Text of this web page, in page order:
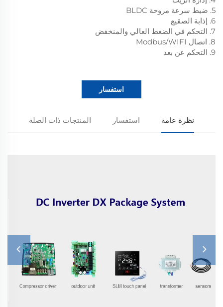
5. ضبط سرعة مروحة BLDC
6. إذابة الصقيع
7. التحكم في الضغط العالي والمنخفض
8. اتصال Modbus/WIFI
9. التحكم عن بعد
استفسار
نظرة عامة استفسار المنتجات ذات الصلة